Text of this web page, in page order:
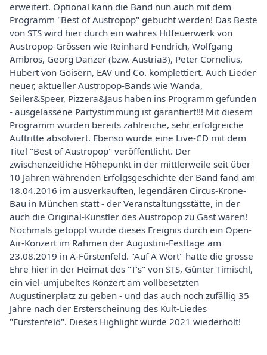
erweitert. Optional kann die Band nun auch mit dem
Programm "Best of Austropop" gebucht werden! Das Beste
von STS wird hier durch ein wahres Hitfeuerwerk von
Austropop-Grössen wie Reinhard Fendrich, Wolfgang
Ambros, Georg Danzer (bzw. Austria3), Peter Cornelius,
Hubert von Goisern, EAV und Co. komplettiert. Auch Lieder
neuer, aktueller Austropop-Bands wie Wanda,
Seiler&Speer, Pizzera&Jaus haben ins Programm gefunden
- ausgelassene Partystimmung ist garantiert!!! Mit diesem
Programm wurden bereits zahlreiche, sehr erfolgreiche
Auftritte absolviert. Ebenso wurde eine Live-CD mit dem
Titel "Best of Austropop" veröffentlicht. Der
zwischenzeitliche Höhepunkt in der mittlerweile seit über
10 Jahren währenden Erfolgsgeschichte der Band fand am
18.04.2016 im ausverkauften, legendären Circus-Krone-
Bau in München statt - der Veranstaltungsstätte, in der
auch die Original-Künstler des Austropop zu Gast waren!
Nochmals getoppt wurde dieses Ereignis durch ein Open-
Air-Konzert im Rahmen der Augustini-Festtage am
23.08.2019 in A-Fürstenfeld. "Auf A Wort" hatte die grosse
Ehre hier in der Heimat des "T’s" von STS, Günter Timischl,
ein viel-umjubeltes Konzert am vollbesetzten
Augustinerplatz zu geben - und das auch noch zufällig 35
Jahre nach der Ersterscheinung des Kult-Liedes
"Fürstenfeld". Dieses Highlight wurde 2021 wiederholt!